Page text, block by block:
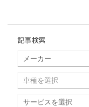
記事検索